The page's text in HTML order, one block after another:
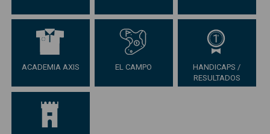
ACADEMIA AXIS EL CAMPO
HANDICAPS /
RESULTADOS